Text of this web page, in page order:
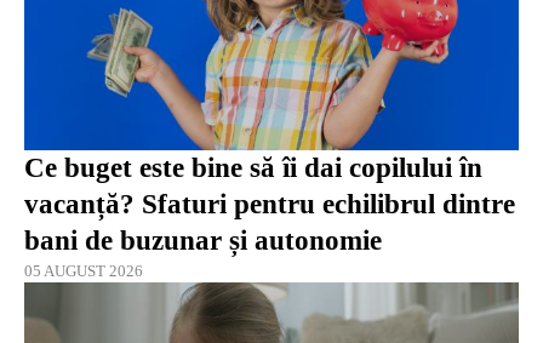
Ce buget este bine să îi dai copilului în
vacanță? Sfaturi pentru echilibrul dintre
bani de buzunar și autonomie
05 AUGUST 2026